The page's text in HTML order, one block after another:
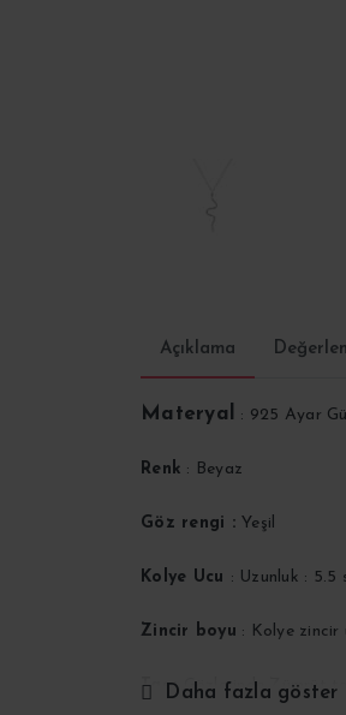
Açıklama
Materyal : 925 Ayar
Renk : Beyaz
Göz rengi : Yeşil
Kolye Ucu : Uzunluk : 5.5
Zincir boyu : Kolye zincir
Taş.: Gözlerinde Zümrüt
Daha fazla göster